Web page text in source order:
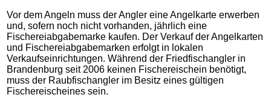
Vor dem Angeln muss der Angler eine Angelkarte erwerben
und, sofern noch nicht vorhanden, jährlich eine
Fischereiabgabemarke kaufen. Der Verkauf der Angelkarten
und Fischereiabgabemarken erfolgt in lokalen
Verkaufseinrichtungen. Während der Friedfischangler in
Brandenburg seit 2006 keinen Fischereischein benötigt,
muss der Raubfischangler im Besitz eines gültigen
Fischereischeines sein.